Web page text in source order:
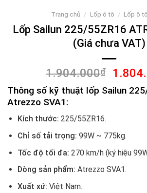
Trang chủ / Lốp ô tô / Lốp ô
Lốp Sailun 225/55ZR16
(Giá chưa VAT)
1.904.000₫
Giá
gốc
là:
Thông số kỹ thuật lốp Sailun
Atrezzo SVA1:
Kích thước: 225/55ZR16.
Chỉ số tải trọng: 99W ~ 775kg.
Tốc độ tối đa: 270 km/h (ký hiệu
Dòng sản phẩm: Atrezzo SVA1.
Xuất xứ: Việt Nam.